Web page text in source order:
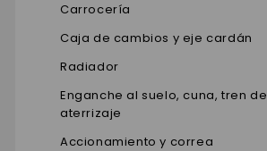
Carrocería
Caja de cambios y eje cardán
Radiador
Enganche al suelo, cuna, tren de
aterrizaje
Accionamiento y correa